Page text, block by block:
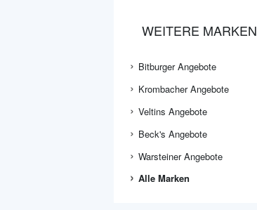
WEITERE MARKEN
Bitburger Angebote
Krombacher Angebote
Veltins Angebote
Beck's Angebote
Warsteiner Angebote
Alle Marken